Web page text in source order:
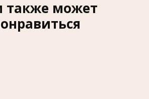
также может